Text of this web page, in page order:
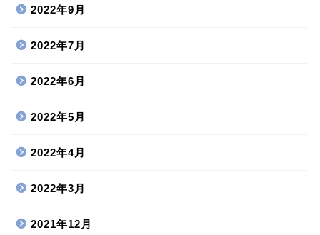
2022年9月
2022年7月
2022年6月
2022年5月
2022年4月
2022年3月
2021年12月